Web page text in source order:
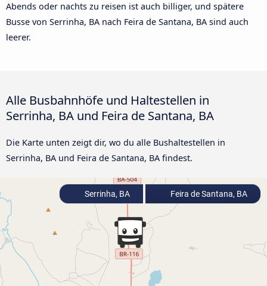
Abends oder nachts zu reisen ist auch billiger, und spätere
Busse von Serrinha, BA nach Feira de Santana, BA sind auch
leerer.
Alle Busbahnhöfe und Haltestellen in
Serrinha, BA und Feira de Santana, BA
Die Karte unten zeigt dir, wo du alle Bushaltestellen in
Serrinha, BA und Feira de Santana, BA findest.
Serrinha, BA Feira de Santana, BA